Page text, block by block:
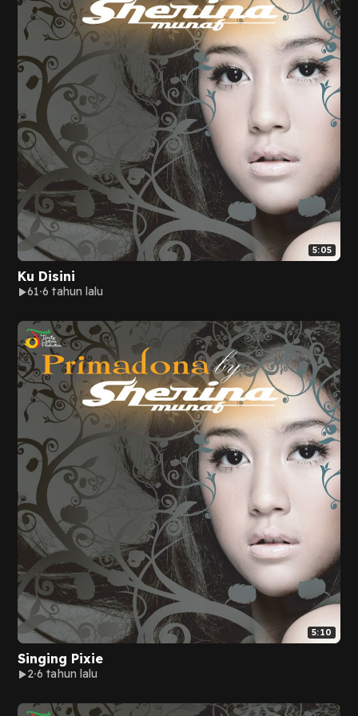
5:05
Ku Disini
61 6 tahun lalu
5:10
Singing Pixie
2 6 tahun lalu